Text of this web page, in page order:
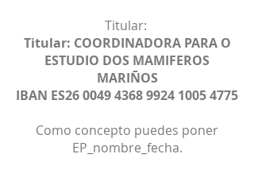
Titular:
Titular: COORDINADORA PARA O
ESTUDIO DOS MAMIFEROS
MARIÑOS
IBAN ES260049 4368 9924 10054775
Como concepto puedes poner
EP_nombre_fecha.